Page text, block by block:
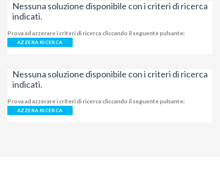
Nessuna soluzione disponibile con i criteri di ricerca
indicati.
Prova ad azzerare i criteri di ricerca cliccando il seguente pulsante:
AZZERA RICERCA
Nessuna soluzione disponibile con i criteri di ricerca
indicati.
Prova ad azzerare i criteri di ricerca cliccando il seguente pulsante:
AZZERA RICERCA